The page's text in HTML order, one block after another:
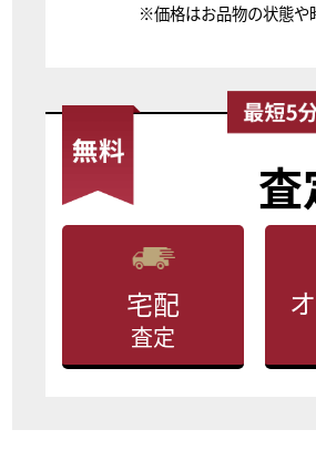
※価格はお品物の状態や
査
宅配
査定